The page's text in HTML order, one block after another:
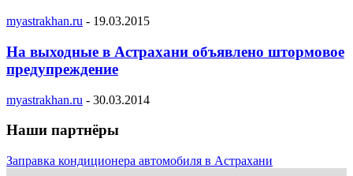
myastrakhan.ru - 19.03.2015
На выходные в Астрахани объявлено штормовое
предупреждение
myastrakhan.ru - 30.03.2014
Наши партнёры
Заправка кондиционера автомобиля в Астрахани